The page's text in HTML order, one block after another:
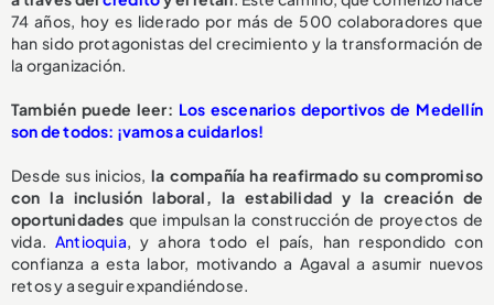
74 años, hoy es liderado por más de 500 colaboradores que
han sido protagonistas del crecimiento y la transformación de
la organización.
También puede leer: Los escenarios deportivos de Medellín
son de todos: ¡vamos a cuidarlos!
Desde sus inicios, la compañía ha reafirmado su compromiso
con la inclusión laboral, la estabilidad y la creación de
oportunidades que impulsan la construcción de proyectos de
vida.Antioquia, y ahora todo el país, han respondido con
confianza a esta labor, motivando a Agaval a asumir nuevos
retos y a seguir expandiéndose.